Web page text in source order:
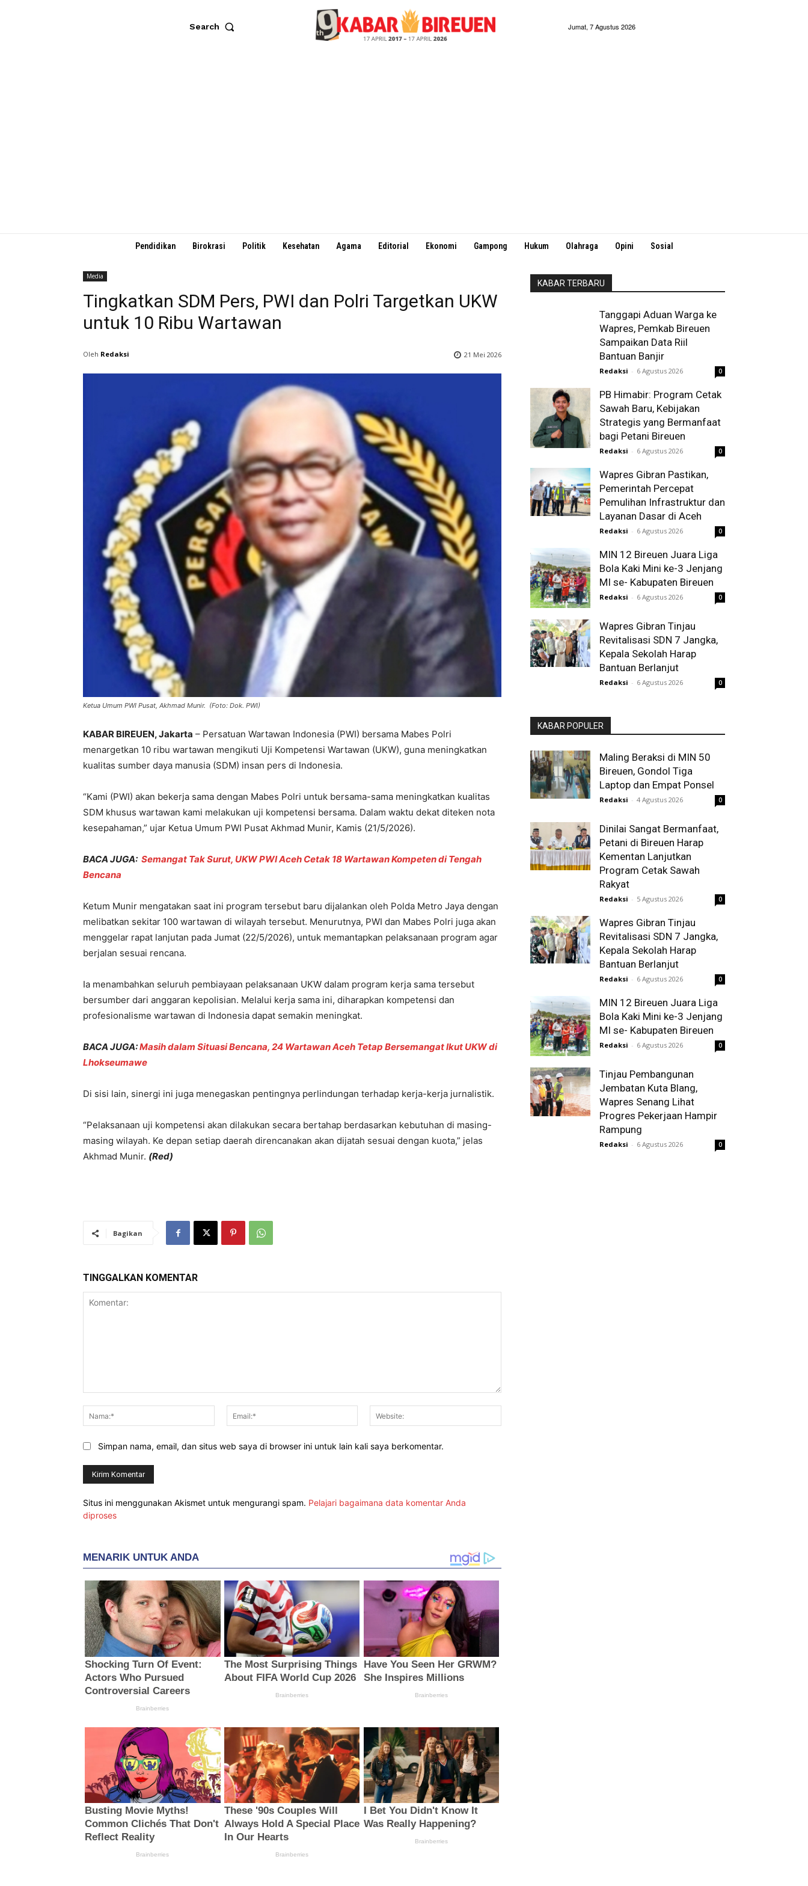
Search Jumat, 7 Agustus 2026
Pendidikan Birokrasi Politik Kesehatan Agama Editorial Ekonomi Gampong Hukum Olahraga Opini Sosial
Media
Tingkatkan SDM Pers, PWI dan Polri Targetkan UKW
untuk 10 Ribu Wartawan
Oleh Redaksi 21 Mei 2026
Ketua Umum PWI Pusat, Akhmad Munir. (Foto: Dok. PWI)
KABAR BIREUEN, Jakarta – Persatuan Wartawan Indonesia (PWI) bersama Mabes Polri
menargetkan 10 ribu wartawan mengikuti Uji Kompetensi Wartawan (UKW), guna meningkatkan
kualitas sumber daya manusia (SDM) insan pers di Indonesia.
“Kami (PWI) akan bekerja sama dengan Mabes Polri untuk bersama-sama meningkatkan kualitas
SDM khusus wartawan kami melakukan uji kompetensi bersama. Dalam waktu dekat diteken nota
kesepahaman,” ujar Ketua Umum PWI Pusat Akhmad Munir, Kamis (21/5/2026).
BACA JUGA: Semangat Tak Surut, UKW PWI Aceh Cetak 18 Wartawan Kompeten di Tengah
Bencana
Ketum Munir mengatakan saat ini program tersebut baru dijalankan oleh Polda Metro Jaya dengan
melibatkan sekitar 100 wartawan di wilayah tersebut. Menurutnya, PWI dan Mabes Polri juga akan
menggelar rapat lanjutan pada Jumat (22/5/2026), untuk memantapkan pelaksanaan program agar
berjalan sesuai rencana.
Ia menambahkan seluruh pembiayaan pelaksanaan UKW dalam program kerja sama tersebut
bersumber dari anggaran kepolisian. Melalui kerja sama ini, diharapkan kompetensi dan
profesionalisme wartawan di Indonesia dapat semakin meningkat.
BACA JUGA:Masih dalam Situasi Bencana, 24 Wartawan Aceh Tetap Bersemangat Ikut UKW di
Lhokseumawe
Di sisi lain, sinergi ini juga menegaskan pentingnya perlindungan terhadap kerja-kerja jurnalistik.
“Pelaksanaan uji kompetensi akan dilakukan secara bertahap berdasarkan kebutuhan di masing-
masing wilayah. Ke depan setiap daerah direncanakan akan dijatah sesuai dengan kuota,” jelas
Akhmad Munir. (Red)
Bagikan
TINGGALKAN KOMENTAR
Nama:*
Email:*
Simpan nama, email, dan situs web saya di browser ini untuk lain kali saya berkomentar.
Situs ini menggunakan Akismet untuk mengurangi spam. Pelajari bagaimana data komentar Anda
diproses
KABAR TERBARU
Tanggapi Aduan Warga ke
Wapres, Pemkab Bireuen
Sampaikan Data Riil
Bantuan Banjir
Redaksi - 6 Agustus 2026 0
PB Himabir: Program Cetak
Sawah Baru, Kebijakan
Strategis yang Bermanfaat
bagi Petani Bireuen
Redaksi - 6 Agustus 2026 0
Wapres Gibran Pastikan,
Pemerintah Percepat
Pemulihan Infrastruktur dan
Layanan Dasar di Aceh
Redaksi - 6 Agustus 2026 0
MIN 12 Bireuen Juara Liga
Bola Kaki Mini ke-3 Jenjang
MI se- Kabupaten Bireuen
Redaksi - 6 Agustus 2026 0
Wapres Gibran Tinjau
Revitalisasi SDN 7 Jangka,
Kepala Sekolah Harap
Bantuan Berlanjut
Redaksi - 6 Agustus 2026 0
KABAR POPULER
Maling Beraksi di MIN 50
Bireuen, Gondol Tiga
Laptop dan Empat Ponsel
Redaksi - 4 Agustus 2026 0
Dinilai Sangat Bermanfaat,
Petani di Bireuen Harap
Kementan Lanjutkan
Program Cetak Sawah
Rakyat
Redaksi - 5 Agustus 2026 0
Wapres Gibran Tinjau
Revitalisasi SDN 7 Jangka,
Kepala Sekolah Harap
Bantuan Berlanjut
Redaksi - 6 Agustus 2026 0
MIN 12 Bireuen Juara Liga
Bola Kaki Mini ke-3 Jenjang
MI se- Kabupaten Bireuen
Redaksi - 6 Agustus 2026 0
Tinjau Pembangunan
Jembatan Kuta Blang,
Wapres Senang Lihat
Progres Pekerjaan Hampir
Rampung
Redaksi - 6 Agustus 2026 0